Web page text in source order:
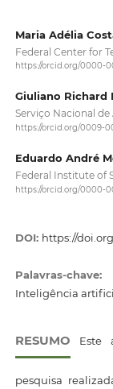
Maria Adélia
Federal Center for
https://orcid.org/0000-
Giuliano Richard
Serviço Nacional
https://orcid.org/0009-
Eduardo André
Federal Institute of
https://orcid.org/0000-
DOI: https://
Palavras-chave:
Inteligência
RESUMO Este
pesquisa